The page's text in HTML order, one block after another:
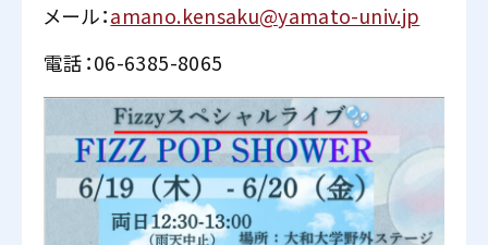
メール：amano.kensaku@yamato-univ.jp
電話：06-6385-8065